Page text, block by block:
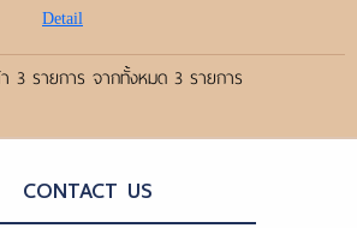
Detail
3 รายการ จากทั้งหมด 3 รายการ
CONTACT US